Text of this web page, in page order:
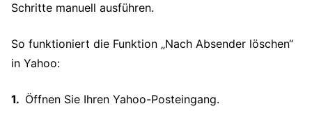
Schritte manuell ausführen.
So funktioniert die Funktion „Nach Absender löschen“
in Yahoo:
Öffnen Sie Ihren Yahoo-Posteingang.